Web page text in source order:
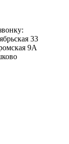
33
9А